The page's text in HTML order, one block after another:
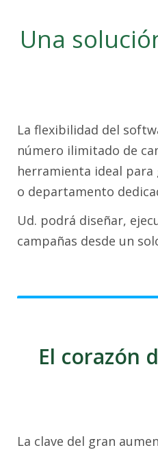
Una
La flexibilidad del
número ilimitado de
herramienta ideal
o departamento
Ud. podrá diseñar,
campañas desde un
El corazón
La clave del gran